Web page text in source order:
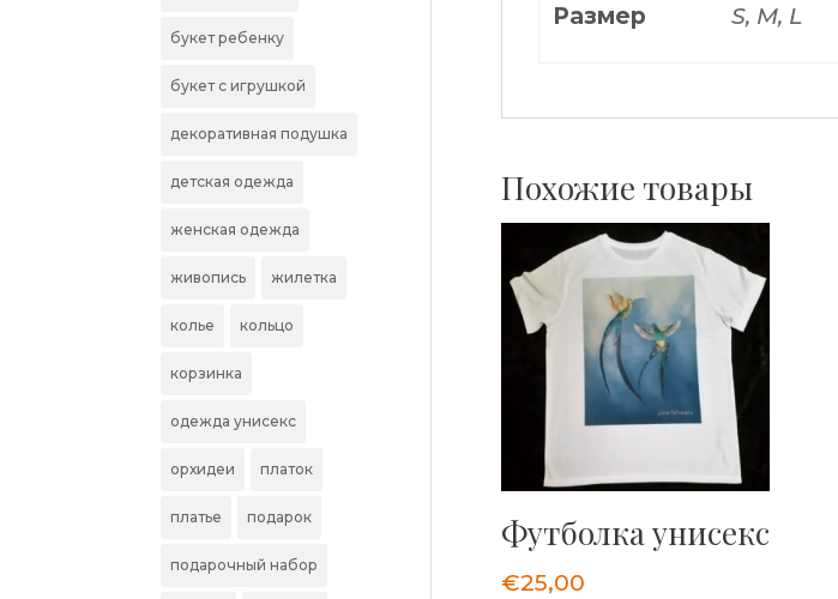
Размер S, M, L
Похожие товары
Футболка унисекс
€25,00
букет ребенку
букет с игрушкой
декоративная подушка
детская одежда
женская одежда
живопись жилетка
колье кольцо
корзинка
одежда унисекс
орхидеи платок
платье подарок
подарочный набор